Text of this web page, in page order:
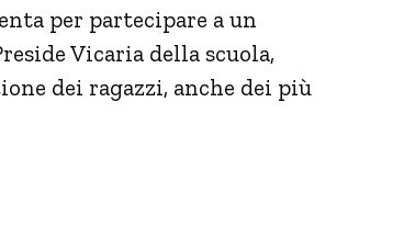
per partecipare a un
Vicaria della scuola,
dei ragazzi, anche dei più